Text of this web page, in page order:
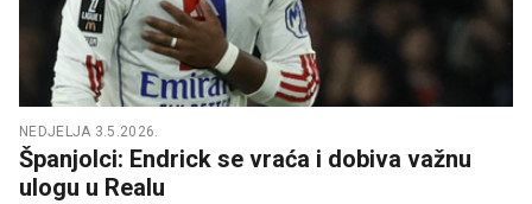
NEDJELJA 3.5.2026.
Španjolci: Endrick se vraća i dobiva važnu
ulogu u Realu